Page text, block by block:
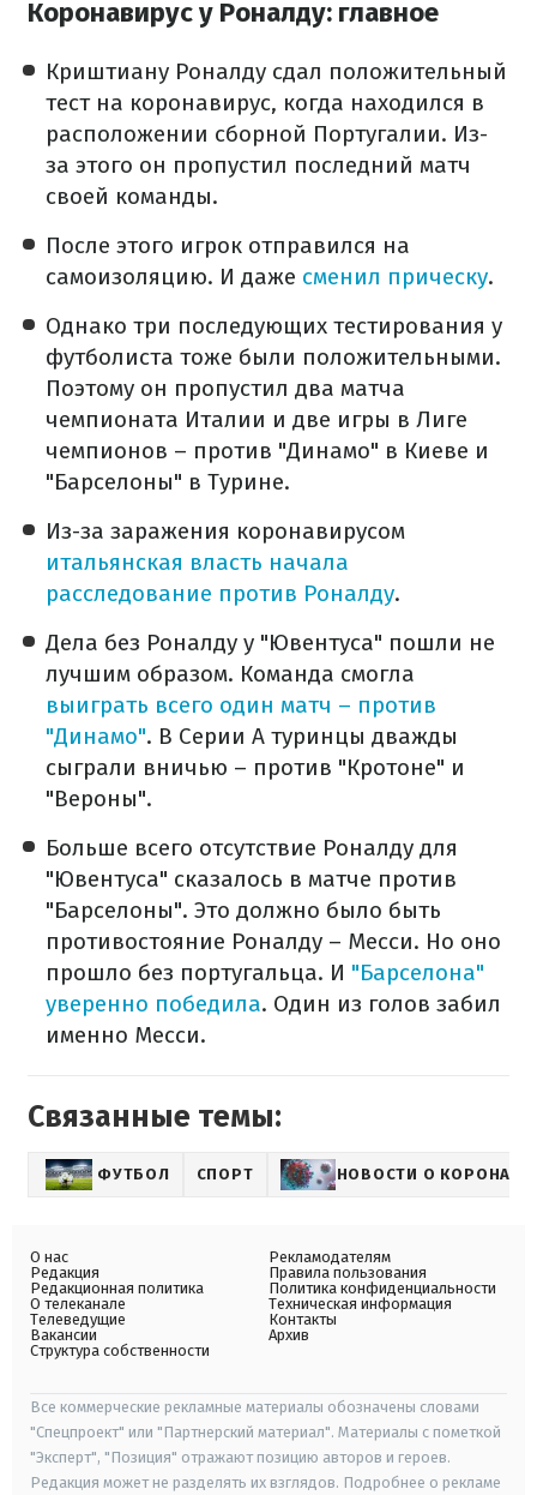
Коронавирус у Роналду: главное
Криштиану Роналду сдал положительный
тест на коронавирус, когда находился в
расположении сборной Португалии. Из-
за этого он пропустил последний матч
своей команды.
После этого игрок отправился на
самоизоляцию. И даже сменил прическу.
Однако три последующих тестирования у
футболиста тоже были положительными.
Поэтому он пропустил два матча
чемпионата Италии и две игры в Лиге
чемпионов – против "Динамо" в Киеве и
"Барселоны" в Турине.
Из-за заражения коронавирусом
итальянская власть начала
расследование против Роналду.
Дела без Роналду у "Ювентуса" пошли не
лучшим образом. Команда смогла
выиграть всего один матч – против
"Динамо". В Серии A туринцы дважды
сыграли вничью – против "Кротоне" и
"Вероны".
Больше всего отсутствие Роналду для
"Ювентуса" сказалось в матче против
"Барселоны". Это должно было быть
противостояние Роналду – Месси. Но оно
прошло без португальца. И "Барселона"
уверенно победила. Один из голов забил
именно Месси.
Связанные темы:
ФУТБОЛ СПОРТ НОВОСТИ О
О нас
Редакция
Редакционная политика
О телеканале
Телеведущие
Вакансии
Структура собственности
Рекламодателям
Правила пользования
Политика конфиденциальности
Техническая информация
Контакты
Архив
Все коммерческие рекламные материалы обозначены словами
"Спецпроект" или "Партнерский материал". Материалы с пометкой
"Эксперт", "Позиция" отражают позицию авторов и героев.
Редакция может не разделять их взглядов. Подробнее о рекламе